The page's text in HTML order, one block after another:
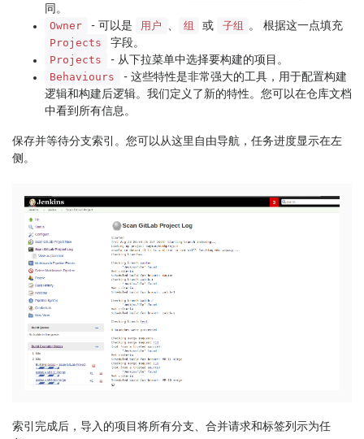
同。
Owner - 可以是 用户 、 组 或 子组 。 根据这一点填充
Projects 字段。
Projects - 从下拉菜单中选择要构建的项目。
Behaviours
- 这些特性是非常强大的工具，用于配置构建
逻辑和构建后逻辑。我们定义了新的特性。您可以在仓库文档
中看到所有信息。
保存并等待分支索引。您可以从这里自由导航，任务进度显示在左
侧。
索引完成后，导入的项目将所有分支、合并请求和标签列示为任